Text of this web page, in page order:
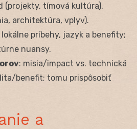
(projekty, tímová kultúra),
architektúra, vplyv).
lokálne príbehy, jazyk a benefity;
nuansy.
: misia/impact vs. technická
benefit; tomu prispôsobiť
a